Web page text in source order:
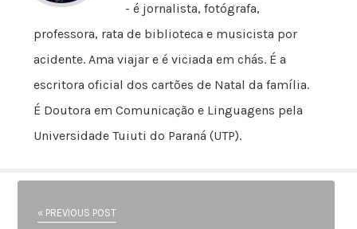
- é jornalista, fotógrafa,
professora, rata de biblioteca e musicista por
acidente. Ama viajar e é viciada em chás. É a
escritora oficial dos cartões de Natal da família.
É Doutora em Comunicação e Linguagens pela
Universidade Tuiuti do Paraná (UTP).
« PREVIOUS POST